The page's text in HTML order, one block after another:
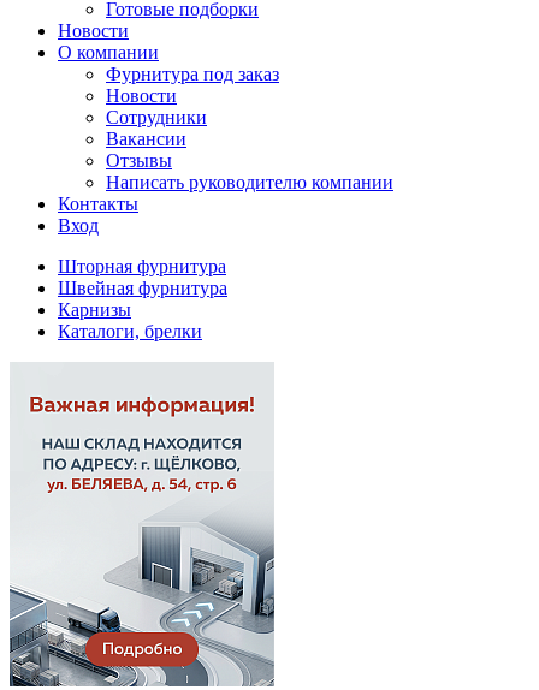
Готовые подборки
Новости
О компании
Фурнитура под заказ
Новости
Сотрудники
Вакансии
Отзывы
Написать руководителю компании
Контакты
Вход
Шторная фурнитура
Швейная фурнитура
Карнизы
Каталоги, брелки